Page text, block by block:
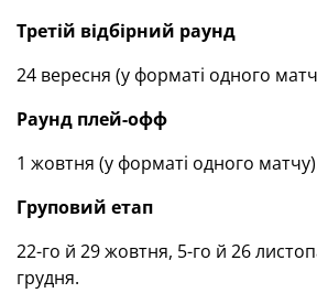
Третій відбірний раунд
24 вересня (у форматі одного
Раунд плей-офф
1 жовтня (у форматі одного
Груповий етап
22-го й 29 жовтня, 5-го й 26
грудня.